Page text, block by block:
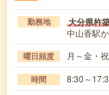
勤務地 大分県杵
中山香駅
曜日頻度 月～金・祝
時間 8:30～